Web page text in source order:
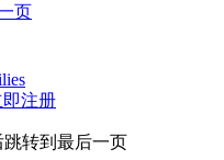
页
即注册
跳转到最后一页